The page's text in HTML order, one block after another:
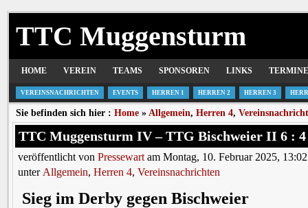
TTC Muggensturm
HOME VEREIN TEAMS SPONSOREN LINKS TERMINE
VEREINSNACHRICHTEN EVENTS HERREN 1 HERREN 2 HERREN 3
Sie befinden sich hier : Home » Allgemein, Herren 4,
TTC Muggensturm IV – TTG Bischweier II 6 : 4
veröffentlicht von Pressewart am Montag, 10. Februar 2025,
unter Allgemein, Herren 4, Vereinsnachrichten
Sieg im Derby gegen Bischweier